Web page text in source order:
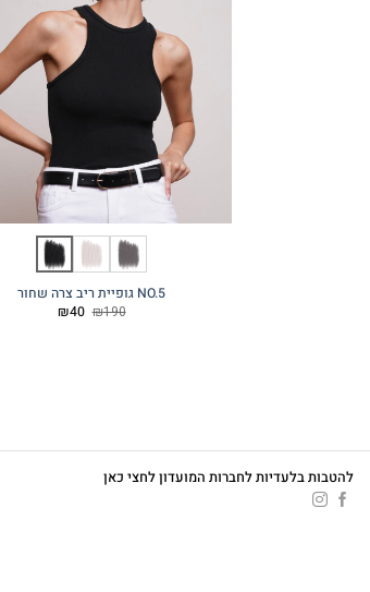
NO.5 גופיית ריב צרה שחור
₪190 המחיר
₪40 המחיר
להטבות בלעדיות לחברות המועדון לחצי כאן